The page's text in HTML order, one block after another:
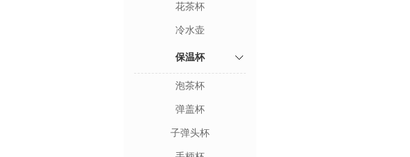
花茶杯
冷水壶
保温杯
泡茶杯
弹盖杯
子弹头杯